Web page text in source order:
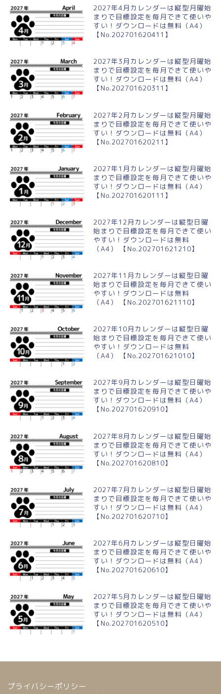
2027年4月カレンダーは縦型月曜始
まりで目標設定を毎月できて使いや
すい！ダウンロードは無料（A4）
【No.202701620411】
2027年3月カレンダーは縦型月曜始
まりで目標設定を毎月できて使いや
すい！ダウンロードは無料（A4）
【No.202701620311】
2027年2月カレンダーは縦型月曜始
まりで目標設定を毎月できて使いや
すい！ダウンロードは無料（A4）
【No.202701620211】
2027年1月カレンダーは縦型月曜始
まりで目標設定を毎月できて使いや
すい！ダウンロードは無料（A4）
【No.202701620111】
2027年12月カレンダーは縦型日曜
始まりで目標設定を毎月できて使い
やすい！ダウンロードは無料
（A4） 【No.202701621210】
2027年11月カレンダーは縦型日曜
始まりで目標設定を毎月できて使い
やすい！ダウンロードは無料
（A4） 【No.202701621110】
2027年10月カレンダーは縦型日曜
始まりで目標設定を毎月できて使い
やすい！ダウンロードは無料
（A4） 【No.202701621010】
2027年9月カレンダーは縦型日曜始
まりで目標設定を毎月できて使いや
すい！ダウンロードは無料（A4）
【No.202701620910】
2027年8月カレンダーは縦型日曜始
まりで目標設定を毎月できて使いや
すい！ダウンロードは無料（A4）
【No.202701620810】
2027年7月カレンダーは縦型日曜始
まりで目標設定を毎月できて使いや
すい！ダウンロードは無料（A4）
【No.202701620710】
2027年6月カレンダーは縦型日曜始
まりで目標設定を毎月できて使いや
すい！ダウンロードは無料（A4）
【No.202701620610】
2027年5月カレンダーは縦型日曜始
まりで目標設定を毎月できて使いや
すい！ダウンロードは無料（A4）
【No.202701620510】
プライバシーポリシー